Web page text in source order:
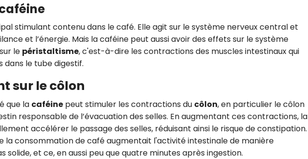
stimulant contenu dans le café. Elle agit sur le système nerveux central et
et l’énergie. Mais la caféine peut aussi avoir des effets sur le système
le péristaltisme, c'est-à-dire les contractions des muscles intestinaux qui
le tube digestif.
sur le côlon
que la caféine peut stimuler les contractions du côlon, en particulier le côlon
responsable de l’évacuation des selles. En augmentant ces contractions, la
accélérer le passage des selles, réduisant ainsi le risque de constipation.
la consommation de café augmentait l'activité intestinale de manière
solide, et ce, en aussi peu que quatre minutes après ingestion.